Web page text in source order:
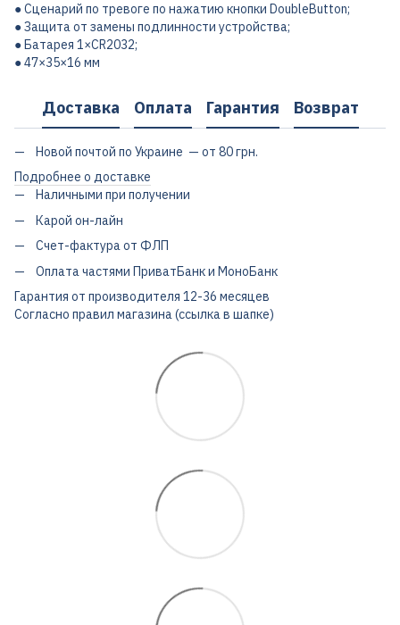
● Сценарий по тревоге по нажатию кнопки DoubleButton;
● Защита от замены подлинности устройства;
● Батарея 1×CR2032;
● 47×35×16 мм
Доставка Оплата Гарантия Возврат
Новой почтой по Украине — от 80 грн.
Подробнее о доставке
Наличными при получении
Карой он-лайн
Счет-фактура от ФЛП
Оплата частями ПриватБанк и МоноБанк
Гарантия от производителя 12-36 месяцев
Согласно правил магазина (ссылка в шапке)